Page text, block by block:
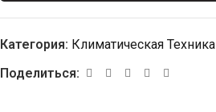
Категория: Климатическая Техника
Поделиться: